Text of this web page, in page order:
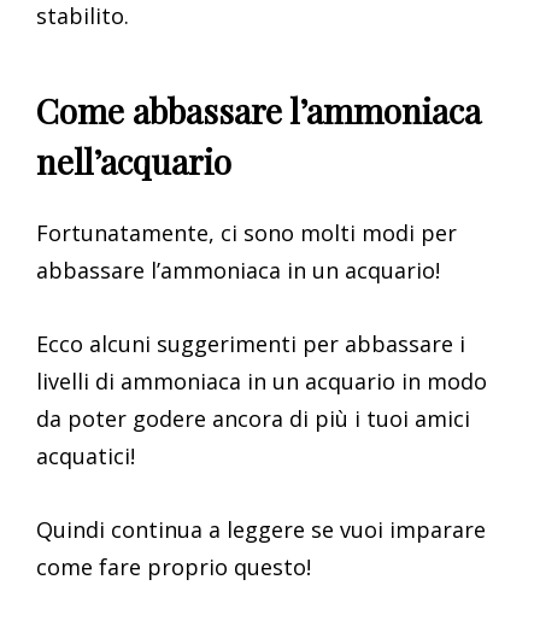
stabilito.
Come abbassare l’ammoniaca
nell’acquario
Fortunatamente, ci sono molti modi per
abbassare l’ammoniaca in un acquario!
Ecco alcuni suggerimenti per abbassare i
livelli di ammoniaca in un acquario in modo
da poter godere ancora di più i tuoi amici
acquatici!
Quindi continua a leggere se vuoi imparare
come fare proprio questo!